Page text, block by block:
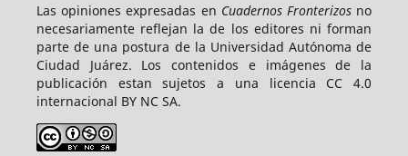
Las opiniones expresadas en Cuadernos Fronterizosno
necesariamente reflejan la de los editores ni forman
parte de una postura de la Universidad Autónoma de
Ciudad Juárez. Los contenidos e imágenes de la
publicación estan sujetos a una licencia CC 4.0
internacional BY NC SA.